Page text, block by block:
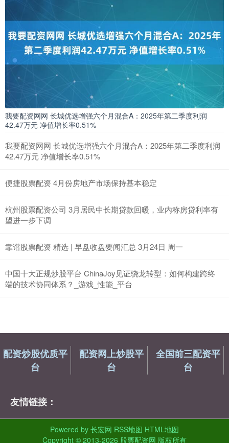
我要配资网网 长城优选增强六个月混合A：2025年第二季度利润
42.47万元 净值增长率0.51%
我要配资网网 长城优选增强六个月混合A：2025年第二季度利润
42.47万元 净值增长率0.51%
便捷股票配资 4月份房地产市场保持基本稳定
杭州股票配资公司 3月居民中长期贷款回暖，业内称房贷利率有
望进一步下调
靠谱股票配资 精选 | 早盘收盘要闻汇总 3月24日 周一
中国十大正规炒股平台 ChinaJoy见证骁龙转型：如何构建跨终
端的技术协同体系？_游戏_性能_平台
配资炒股优质平
台
配资网上炒股平
台
全国前三配资平
台
友情链接：
Powered by 长宏网 RSS地图 HTML地图
Copyright © 2013-2026 股票配资网 版权所有